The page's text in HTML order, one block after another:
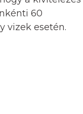
60
vizek esetén.